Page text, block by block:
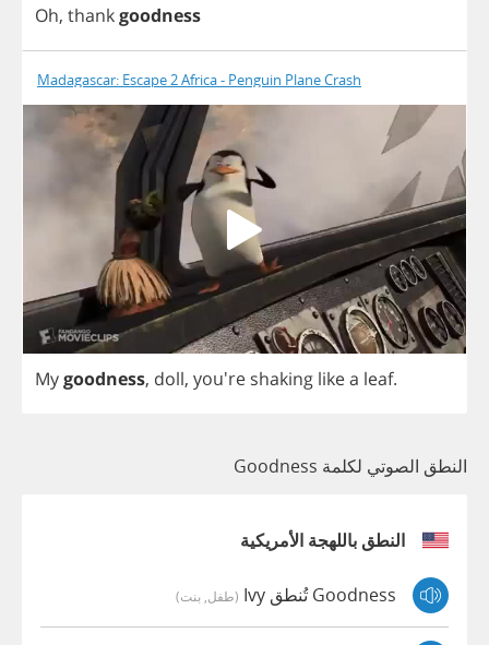
Oh, thankgoodness
Madagascar: Escape 2 Africa - Penguin Plane Crash
Mygoodness, doll, you're shaking likea leaf.
النطق الصوتي لكلمة Goodness
النطق باللهجة الأمريكية
Goodness تُنطق Ivy (طفل, بنت)